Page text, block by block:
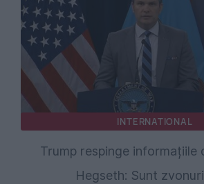
INTERNATIONAL
Trump respinge informațiile
Hegseth: Sunt